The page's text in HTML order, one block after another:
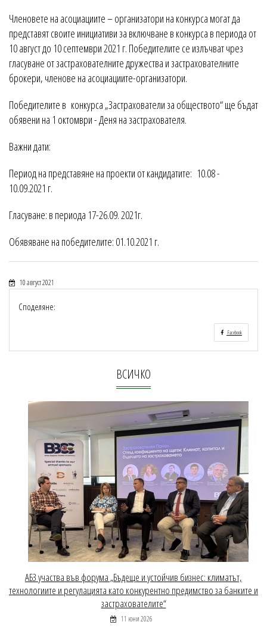
Членовете на асоциациите – организатори на конкурса могат да
представят своите инициативи за включване в конкурса в периода от
10 август до 10 септември 2021 г. Победителите се излъчват чрез
гласуване от застрахователните дружества и застрахователните
брокери, членове на асоциациите-организатори.
Победителите в конкурса „Застрахователи за обществото“ ще бъдат
обявени на 1 октомври - Деня на застрахователя.
Важни дати:
Период на представяне на проекти от кандидатите: 10.08 -
10.09.2021 г.
Гласуване: в периода 17-26.09. 2021г.
Обявяване на победителите: 01.10.2021 г.
10 август 2021
Споделяне:
Facebook
ВСИЧКО
АБЗ участва във форума „Бъдеще и устойчив бизнес: климатът,
технологиите и регулацията като конкурентно предимство за банките и
застрахователите“
11 юни 2026